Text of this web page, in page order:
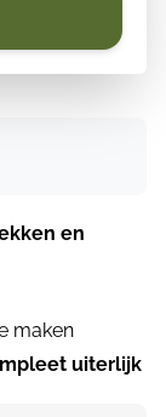
en
maken
uiterlijk